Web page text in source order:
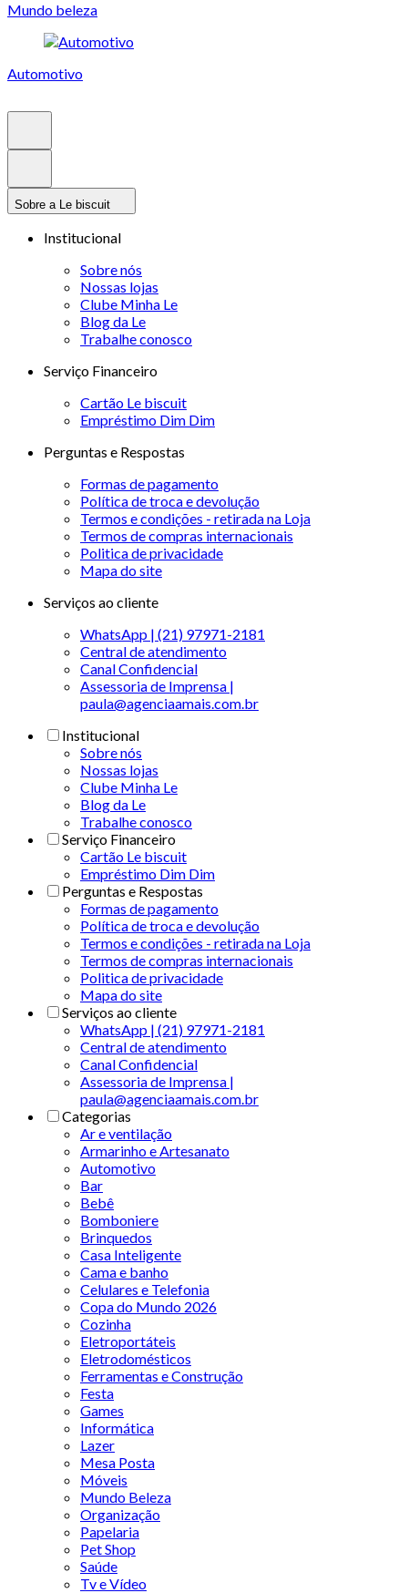
Mundo beleza
Automotivo
Sobre a Le biscuit
Institucional
Sobre nós
Nossas lojas
Clube Minha Le
Blog da Le
Trabalhe conosco
Serviço Financeiro
Cartão Le biscuit
Empréstimo Dim Dim
Perguntas e Respostas
Formas de pagamento
Política de troca e devolução
Termos e condições - retirada na Loja
Termos de compras internacionais
Politica de privacidade
Mapa do site
Serviços ao cliente
WhatsApp | (21) 97971-2181
Central de atendimento
Canal Confidencial
Assessoria de Imprensa |
paula@agenciaamais.com.br
Institucional
Sobre nós
Nossas lojas
Clube Minha Le
Blog da Le
Trabalhe conosco
Serviço Financeiro
Cartão Le biscuit
Empréstimo Dim Dim
Perguntas e Respostas
Formas de pagamento
Política de troca e devolução
Termos e condições - retirada na Loja
Termos de compras internacionais
Politica de privacidade
Mapa do site
Serviços ao cliente
WhatsApp | (21) 97971-2181
Central de atendimento
Canal Confidencial
Assessoria de Imprensa |
paula@agenciaamais.com.br
Categorias
Ar e ventilação
Armarinho e Artesanato
Automotivo
Bar
Bebê
Bomboniere
Brinquedos
Casa Inteligente
Cama e banho
Celulares e Telefonia
Copa do Mundo 2026
Cozinha
Eletroportáteis
Eletrodomésticos
Ferramentas e Construção
Festa
Games
Informática
Lazer
Mesa Posta
Móveis
Mundo Beleza
Organização
Papelaria
Pet Shop
Saúde
Tv e Vídeo